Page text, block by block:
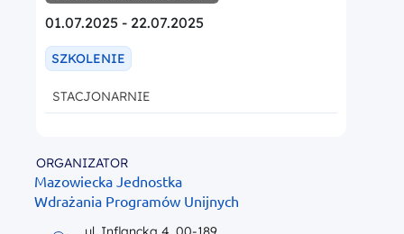
01.07.2025 - 22.07.2025
SZKOLENIE
STACJONARNIE
ORGANIZATOR
Mazowiecka Jednostka
Wdrażania Programów Unijnych